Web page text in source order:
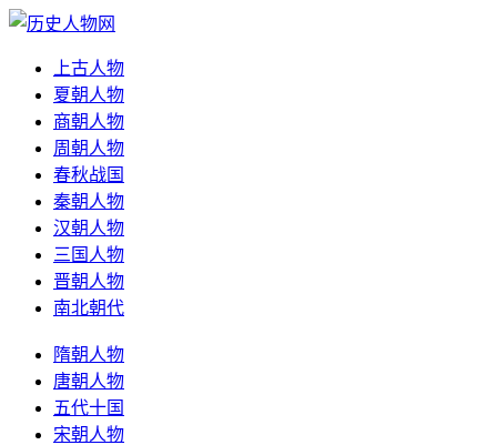
上古人物
夏朝人物
商朝人物
周朝人物
春秋战国
秦朝人物
汉朝人物
三国人物
晋朝人物
南北朝代
隋朝人物
唐朝人物
五代十国
宋朝人物